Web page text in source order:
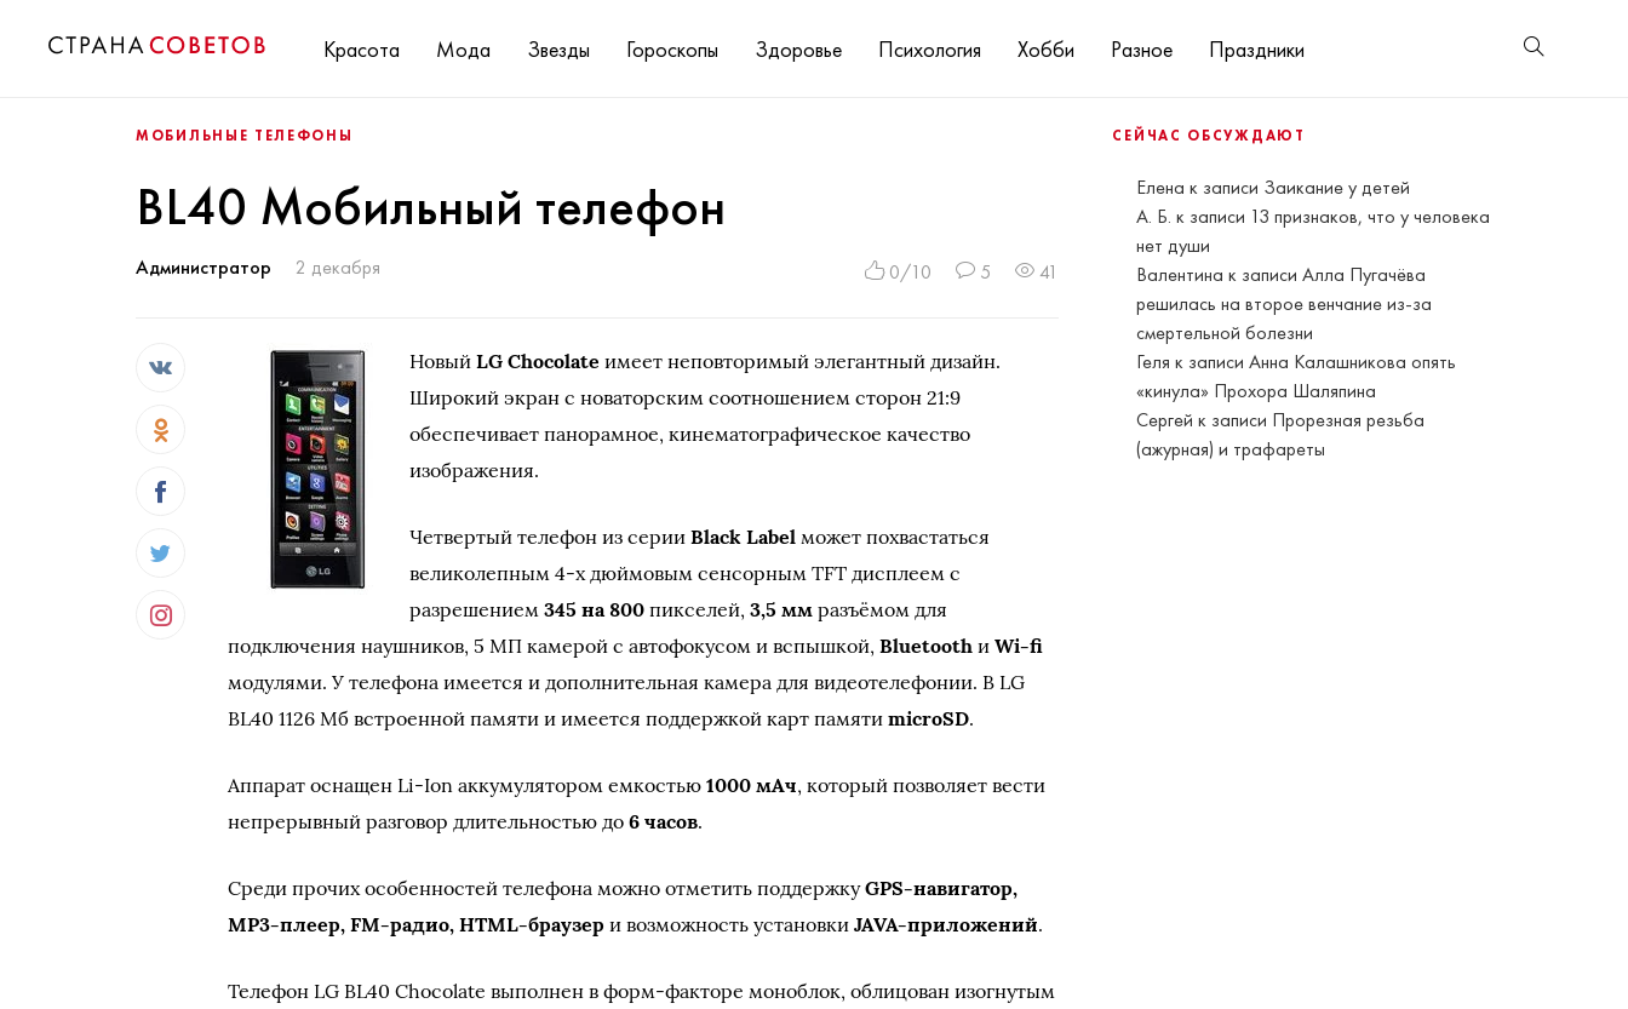
Красота Мода Звезды Гороскопы Здоровье Психология Хобби Разное Праздники
СЕЙЧАС ОБСУЖДАЮТ
Елена к записи Заикание у детей
А. Б. к записи 13 признаков, что у человека
нет души
Валентина к записиАлла Пугачёва
решилась на второе венчание из-за
смертельной болезни
Геля к записиАнна Калашникова опять
«кинула» Прохора Шаляпина
Сергей к записи Прорезная резьба
(ажурная) и трафареты
МОБИЛЬНЫЕ ТЕЛЕФОНЫ
BL40 Мобильный телефон
Администратор 2 декабря 0/10 5 41
НовыйLG Chocolate имеет неповторимый элегантный дизайн.
Широкий экран с новаторским соотношением сторон 21:9
обеспечивает панорамное, кинематографическое качество
изображения.
Четвертый телефон из серииBlack Label может похвастаться
великолепным 4-х дюймовым сенсорным TFT дисплеем с
разрешением345 на 800 пикселей,3,5 мм разъёмом для
подключения наушников, 5 МП камерой с автофокусом и вспышкой,Bluetooth иWi-fi
модулями. У телефона имеется и дополнительная камера для видеотелефонии. В LG
BL40 1126 Мб встроенной памяти и имеется поддержкой карт памятиmicroSD.
Аппарат оснащен Li-Ion аккумулятором емкостью1000 мАч, который позволяет вести
непрерывный разговор длительностью до6 часов.
Среди прочих особенностей телефона можно отметить поддержкуGPS-навигатор,
MP3-плеер, FM-радио, HTML-браузер и возможность установкиJAVA-приложений.
Телефон LG BL40 Chocolate выполнен в форм-факторе моноблок, облицован изогнутым